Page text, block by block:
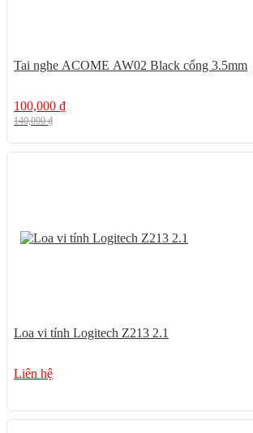
Tai nghe ACOME AW02 Black cổng 3.5mm
100,000 ₫
140,000₫
Loa vi tính Logitech Z213 2.1
Liên hệ